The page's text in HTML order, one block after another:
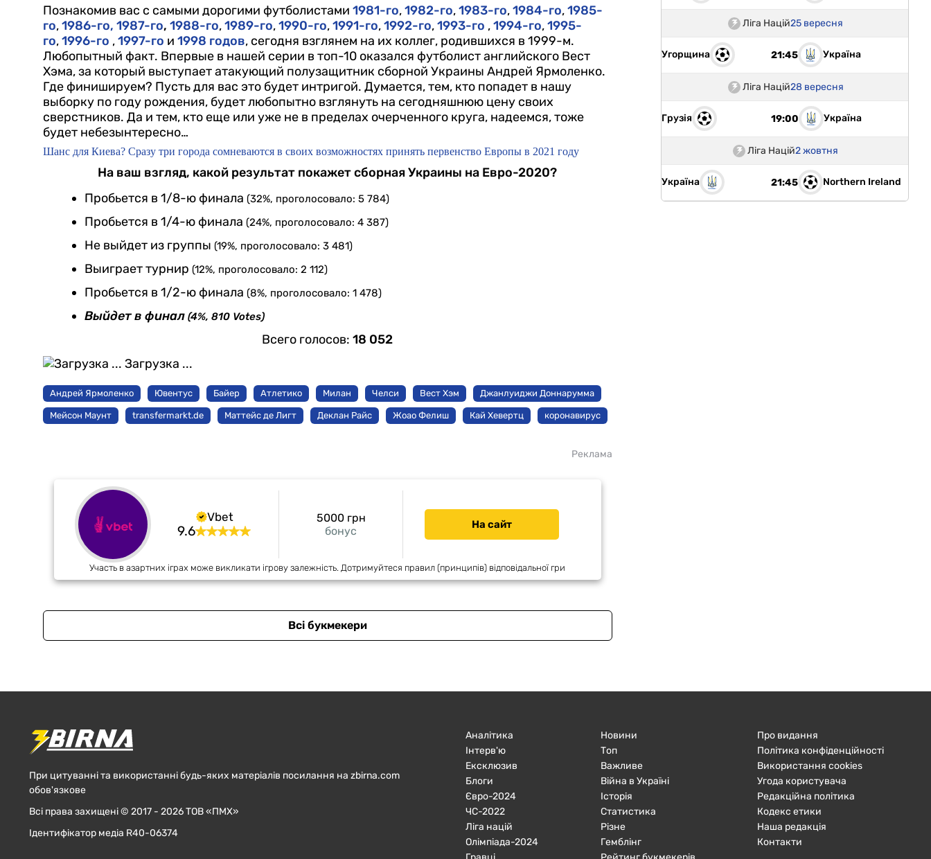
Познакомив вас с самыми дорогими футболистами 1981-го,1982-го,1983-го,1984-го,1985-
го,1986-го, 1987-го, 1988-го,1989-го,1990-го,1991-го,1992-го,1993-го ,1994-го,1995-
го,1996-го ,1997-го и 1998 годов, сегодня взглянем на их коллег, родившихся в 1999-м.
Любопытный факт. Впервые в нашей серии в топ-10 оказался футболист английского Вест
Хэма, за который выступает атакующий полузащитник сборной Украины Андрей Ярмоленко.
Где финишируем? Пусть для вас это будет интригой. Думается, тем, кто попадет в нашу
выборку по году рождения, будет любопытно взглянуть на сегодняшнюю цену своих
сверстников. Да и тем, кто еще или уже не в пределах очерченного круга, надеемся, тоже
будет небезынтересно…
Шанс для Киева? Сразу три города сомневаются в своих возможностях принять первенство Европы в 2021 году
На ваш взгляд, какой результат покажет сборная Украины на Евро-2020?
Пробьется в 1/8-ю финала (32%, проголосовало: 5 784)
Пробьется в 1/4-ю финала (24%, проголосовало: 4 387)
Не выйдет из группы (19%, проголосовало: 3 481)
Выиграет турнир (12%, проголосовало: 2 112)
Пробьется в 1/2-ю финала (8%, проголосовало: 1 478)
Выйдет в финал (4%, 810 Votes)
Всего голосов:18 052
Загрузка ...
Андрей Ярмоленко Ювентус Байер Атлетико Милан Челси Вест Хэм Джанлуиджи Доннарумма
Мейсон Маунт transfermarkt.de Маттейс де Лигт Деклан Райс Жоао Фелиш Кай Хевертц коронавирус
Реклама
Vbet
9.6 бонус
5000 грн На сайт
Участь в азартних іграх може викликати ігрову залежність. Дотримуйтеся правил (принципів) відповідальної гри
Всі букмекери
Ліга Націй25 вересня
Угорщина 21:45 Україна
Ліга Націй28 вересня
Грузія 19:00 Україна
Ліга Націй2 жовтня
Україна 21:45 Northern Ireland
При цитуванні та використанні будь-яких матеріалів посилання на zbirna.com
обов'язкове
Всі права захищені © 2017 - 2026 ТОВ «ПМХ»
Ідентифікатор медіа R40-06374
Аналітика
Інтерв'ю
Ексклюзив
Блоги
Євро-2024
ЧC-2022
Ліга націй
Олімпіада-2024
Новини
Топ
Важливе
Війна в Україні
Історія
Статистика
Різне
Гемблінг
Про видання
Політика конфіденційності
Використання cookies
Угода користувача
Редакційна політика
Кодекс етики
Наша редакція
Контакти